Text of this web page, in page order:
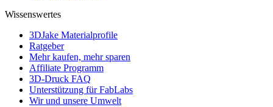
Wissenswertes
3DJake Materialprofile
Ratgeber
Mehr kaufen, mehr sparen
Affiliate Programm
3D-Druck FAQ
Unterstützung für FabLabs
Wir und unsere Umwelt